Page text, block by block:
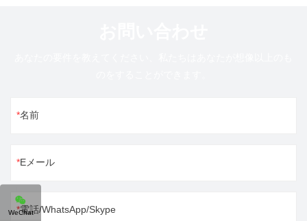
名前
Eメール
電話/WhatsApp/Skype
WeChat